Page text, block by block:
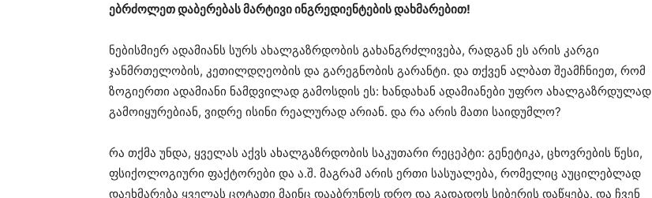
ებრძოლეთ დაბერებას მარტივი ინგრედიენტების დახმარებით!
ნებისმიერ ადამიანს სურს ახალგაზრდობის გახანგრძლივება, რადგან ეს არის კარგი
ჯანმრთელობის, კეთილდღეობის და გარეგნობის გარანტი. და თქვენ ალბათ შეამჩნიეთ, რომ
ზოგიერთი ადამიანი ნამდვილად გამოსდის ეს: ხანდახან ადამიანები უფრო ახალგაზრდულად
გამოიყურებიან, ვიდრე ისინი რეალურად არიან. და რა არის მათი საიდუმლო?
რა თქმა უნდა, ყველას აქვს ახალგაზრდობის საკუთარი რეცეპტი: გენეტიკა, ცხოვრების წესი,
ფსიქოლოგიური ფაქტორები და ა.შ. მაგრამ არის ერთი სასუალება, რომელიც აუცილებლად
დაეხმარება ყველას ცოტათი მაინც დააბრუნოს დრო და გადადოს სიბერის დაწყება. და ჩვენ